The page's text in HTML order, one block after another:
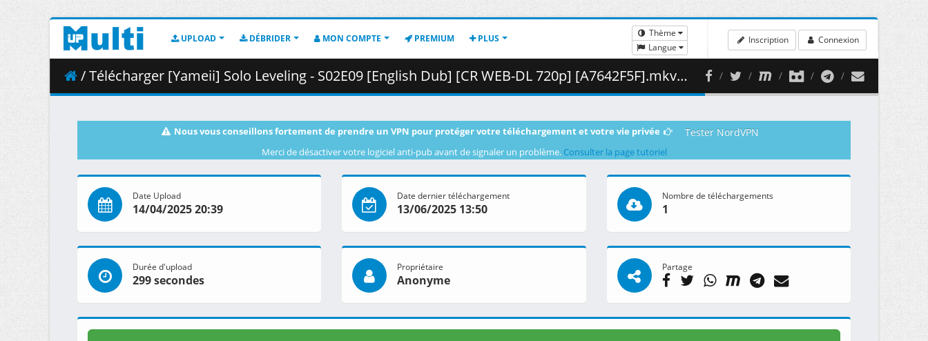
UPLOAD DÉBRIDER MON COMPTE PREMIUM PLUS
Thème
Langue
Inscription Connexion
/ Télécharger [Yameii] Solo Leveling - S02E09 [English Dub] [CR WEB-DL 720p] [A7642F5F].mkv.002 ( 349.10 MB )
Nous vous conseillons fortement de prendre un VPN pour protéger votre téléchargement et votre vie privée Tester NordVPN
Merci de désactiver votre logiciel anti-pub avant de signaler un problème. Consulter la page tutoriel
Date Upload
14/04/2025 20:39
Date dernier téléchargement
13/06/2025 13:50
Nombre de téléchargements
1
Durée d'upload
299 secondes
Propriétaire
Anonyme
Partage